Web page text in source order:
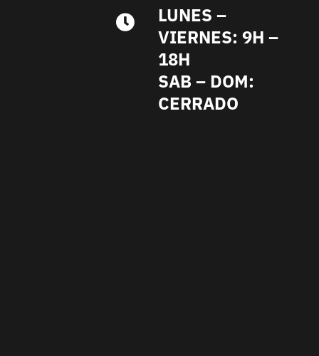
LUNES –
VIERNES: 9H –
18H
SAB – DOM:
CERRADO